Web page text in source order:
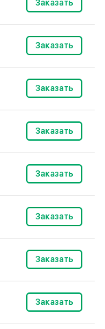
Заказать
Заказать
Заказать
Заказать
Заказать
Заказать
Заказать
Заказать